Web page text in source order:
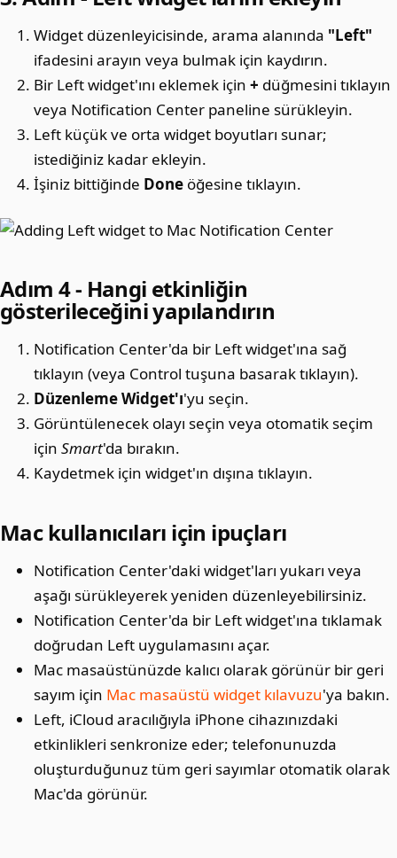
Widget düzenleyicisinde, arama alanında "Left"
ifadesini arayın veya bulmak için kaydırın.
Bir Left widget'ını eklemek için+ düğmesini tıklayın
veya Notification Center paneline sürükleyin.
Left küçük ve orta widget boyutları sunar;
istediğiniz kadar ekleyin.
İşiniz bittiğinde Done öğesine tıklayın.
Adım 4 - Hangi etkinliğin
gösterileceğini yapılandırın
Notification Center'da bir Left widget'ına sağ
tıklayın (veya Control tuşuna basarak tıklayın).
Düzenleme Widget'ı'yu seçin.
Görüntülenecek olayı seçin veya otomatik seçim
içinSmart'da bırakın.
Kaydetmek için widget'ın dışına tıklayın.
Mac kullanıcıları için ipuçları
Notification Center'daki widget'ları yukarı veya
aşağı sürükleyerek yeniden düzenleyebilirsiniz.
Notification Center'da bir Left widget'ına tıklamak
doğrudan Left uygulamasını açar.
Mac masaüstünüzde kalıcı olarak görünür bir geri
sayım için Mac masaüstü widget kılavuzu'ya bakın.
Left, iCloud aracılığıyla iPhone cihazınızdaki
etkinlikleri senkronize eder; telefonunuzda
oluşturduğunuz tüm geri sayımlar otomatik olarak
Mac'da görünür.